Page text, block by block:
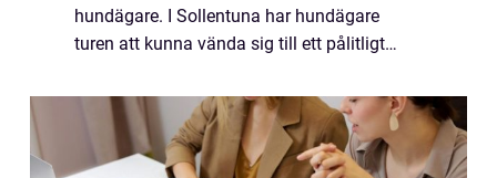
hundägare. I Sollentuna har hundägare
turen att kunna vända sig till ett pålitligt